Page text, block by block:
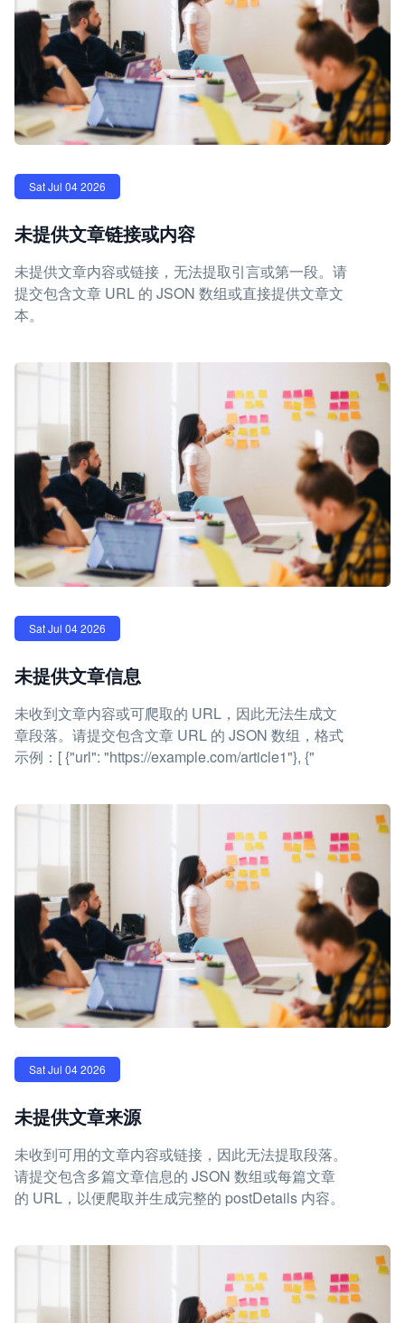
Sat Jul 04 2026
未提供文章链接或内容
未提供文章内容或链接，无法提取引言或第一段。请
提交包含文章 URL 的 JSON 数组或直接提供文章文
本。
Sat Jul 04 2026
未提供文章信息
未收到文章内容或可爬取的 URL，因此无法生成文
章段落。请提交包含文章 URL 的 JSON 数组，格式
示例：[ {"url": "https://example.com/article1"}, {"
Sat Jul 04 2026
未提供文章来源
未收到可用的文章内容或链接，因此无法提取段落。
请提交包含多篇文章信息的 JSON 数组或每篇文章
的 URL，以便爬取并生成完整的 postDetails 内容。